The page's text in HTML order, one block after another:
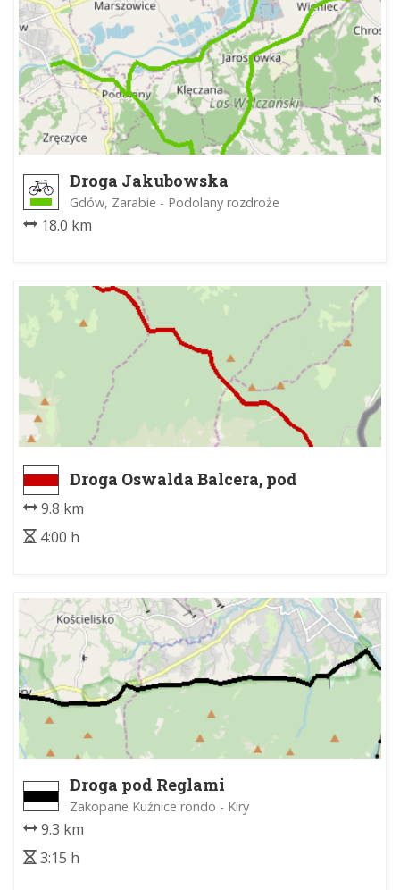
Droga Jakubowska
Gdów, Zarabie - Podolany rozdroże
18.0 km
Droga Oswalda Balcera, pod
Wodogrzmotami - Toporowa Cyrhla
9.8 km
4:00 h
Droga pod Reglami
Zakopane Kuźnice rondo - Kiry
9.3 km
3:15 h